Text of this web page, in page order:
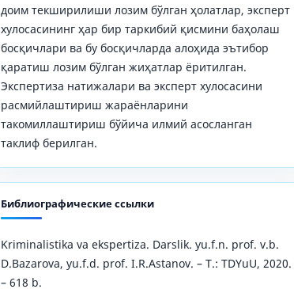
доим текширилиши лозим бўлган ҳолатлар, эксперт
хулосасининг ҳар бир таркибий қисмини баҳолаш
босқичлари ва бу босқичларда алоҳида эътибор
қаратиш лозим бўлган жиҳатлар ёритилган.
Экспертиза натижалари ва эксперт хулосасини
расмийлаштириш жараёнларини
такомиллаштириш бўйича илмий асосланган
таклиф берилган.
Библиографические ссылки
Kriminalistika va ekspertiza. Darslik. yu.f.n. prof. v.b.
D.Bazarova, yu.f.d. prof. I.R.Astanov. – T.: TDYuU, 2020.
– 618 b.